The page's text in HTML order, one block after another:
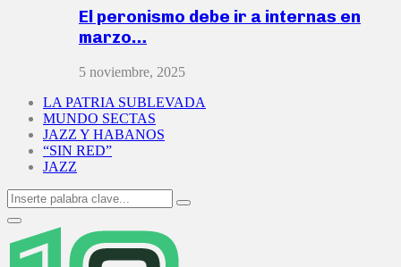
El peronismo debe ir a internas en
marzo…
5 noviembre, 2025
LA PATRIA SUBLEVADA
MUNDO SECTAS
JAZZ Y HABANOS
“SIN RED”
JAZZ
Search
for:
Search
Primary
Menu